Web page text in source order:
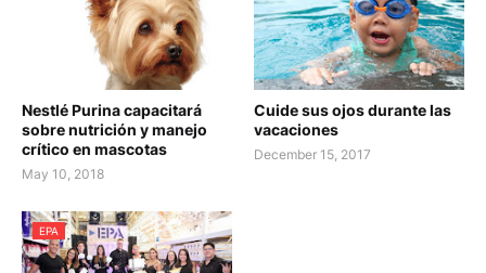
Nestlé Purina capacitará
sobre nutrición y manejo
crítico en mascotas
May 10, 2018
Cuide sus ojos durante las
vacaciones
December 15, 2017
EPA